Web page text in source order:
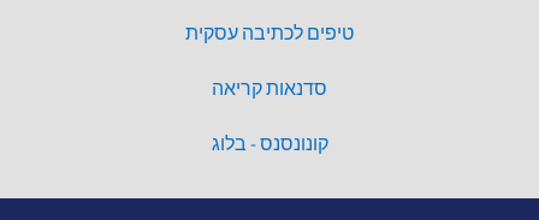
טיפים לכתיבה עסקית
סדנאות קריאה
קונונסנס - בלוג